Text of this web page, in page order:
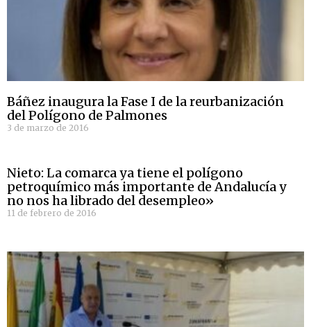
Báñez inaugura la Fase I de la reurbanización
del Polígono de Palmones
3 de marzo de 2016
Nieto: La comarca ya tiene el polígono
petroquímico más importante de Andalucía y
no nos ha librado del desempleo»
11 de febrero de 2016